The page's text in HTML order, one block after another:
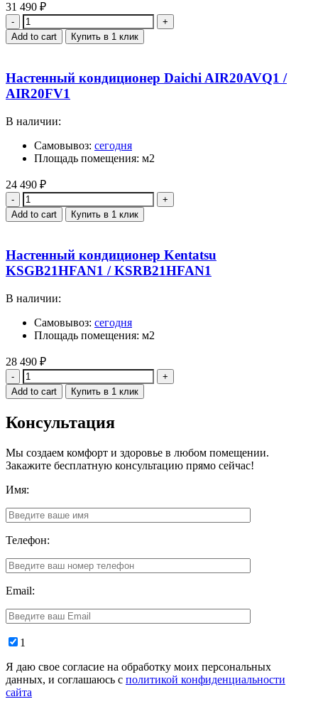
31 490 ₽
Quantity
Add to cart Купить в 1 клик
Настенный кондиционер Daichi AIR20AVQ1 /
AIR20FV1
В наличии:
Самовывоз: сегодня
Площадь помещения: м2
24 490 ₽
Quantity
Add to cart Купить в 1 клик
Настенный кондиционер Kentatsu
KSGB21HFAN1 / KSRB21HFAN1
В наличии:
Самовывоз: сегодня
Площадь помещения: м2
28 490 ₽
Quantity
Add to cart Купить в 1 клик
Консультация
Мы создаем комфорт и здоровье в любом помещении.
Закажите бесплатную консультацию прямо сейчас!
Имя:
Телефон:
Email:
1
Я даю свое согласие на обработку моих персональных
данных, и соглашаюсь с политикой конфиденциальности
сайта